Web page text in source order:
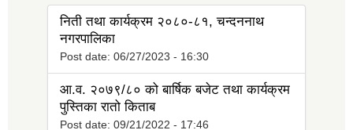
निती तथा कार्यक्रम २०८०-८१, चन्दननाथ
नगरपालिका
Post date: 06/27/2023 - 16:30
आ.व. २०७९/८० को बार्षिक बजेट तथा कार्यक्रम
पुस्तिका रातो किताब
Post date: 09/21/2022 - 17:46